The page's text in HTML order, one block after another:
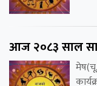
आज २०८३ साल